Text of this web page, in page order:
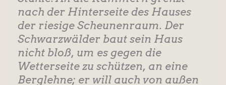
nach der Hinterseite des Hauses
der riesige Scheunenraum. Der
Schwarzwälder baut sein Haus
nicht bloß, um es gegen die
Wetterseite zu schützen, an eine
Berglehne; er will auch von außen